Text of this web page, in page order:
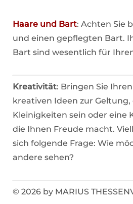
Haare und Bart: Achten Sie
und einen gepflegten Bart.
Bart sind wesentlich für
Kreativität: Bringen Sie
kreativen Ideen zur Geltung,
Kleinigkeiten sein oder eine
die Ihnen Freude macht.
sich folgende Frage: Wie
andere sehen?
© 2026 by MARIUS